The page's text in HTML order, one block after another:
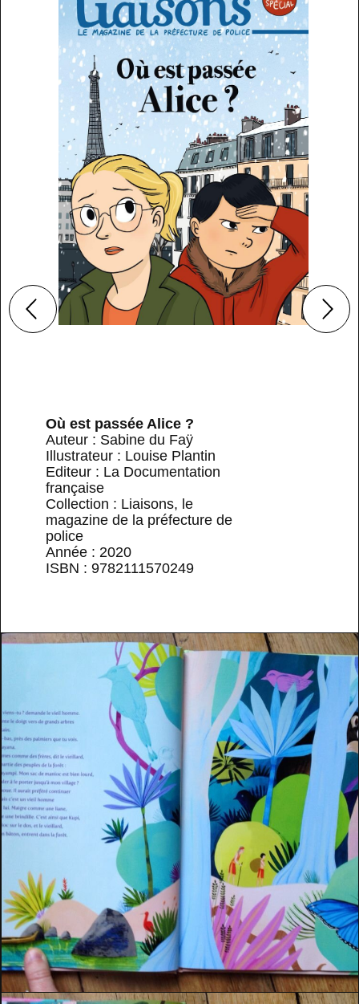
Où est passée Alice ?
Auteur : Sabine du Faÿ
Illustrateur : Louise Plantin
Editeur : La Documentation
française
Collection : Liaisons, le
magazine de la préfecture de
police
Année : 2020
ISBN : 9782111570249